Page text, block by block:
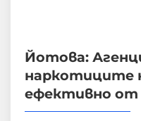
Йотова:
наркотиците
ефективно от